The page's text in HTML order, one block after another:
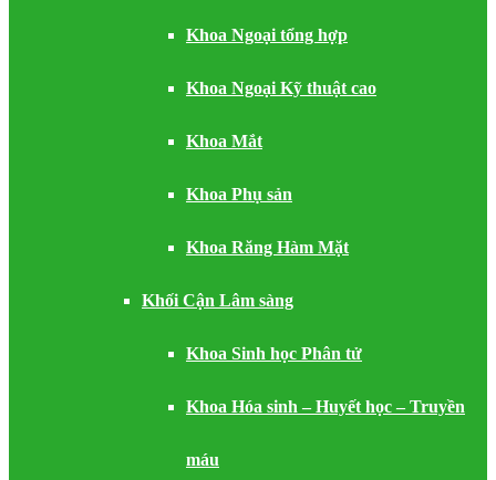
Khoa Ngoại tổng hợp
Khoa Ngoại Kỹ thuật cao
Khoa Mắt
Khoa Phụ sản
Khoa Răng Hàm Mặt
Khối Cận Lâm sàng
Khoa Sinh học Phân tử
Khoa Hóa sinh – Huyết học – Truyền
máu